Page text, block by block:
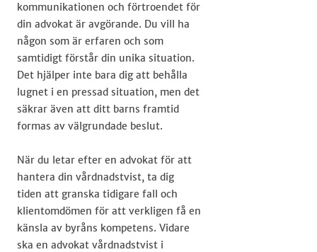
kommunikationen och förtroendet för
din advokat är avgörande. Du vill ha
någon som är erfaren och som
samtidigt förstår din unika situation.
Det hjälper inte bara dig att behålla
lugnet i en pressad situation, men det
säkrar även att ditt barns framtid
formas av välgrundade beslut.
När du letar efter en advokat för att
hantera din vårdnadstvist, ta dig
tiden att granska tidigare fall och
klientomdömen för att verkligen få en
känsla av byråns kompetens. Vidare
ska en advokat vårdnadstvist i